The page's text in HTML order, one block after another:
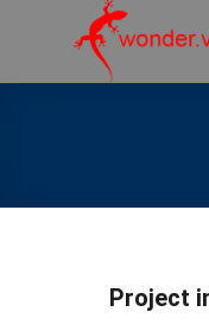
Project